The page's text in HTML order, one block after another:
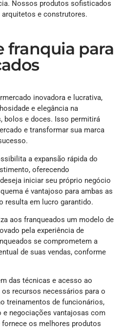
Nossos produtos sofisticados
e construtores.
franquia para
inovadora e lucrativa,
e elegância na
bolos e doces. Isso permitirá
e transformar sua marca
a expansão rápida do
oferecendo
iniciar seu próprio negócio
é vantajoso para ambas as
resulta em lucro garantido.
aos franqueados um modelo de
pela experiência de
se comprometem a
de suas vendas, conforme
das técnicas e acesso ao
recursos necessários para o
treinamentos de funcionários,
e negociações vantajosas com
fornece os melhores produtos